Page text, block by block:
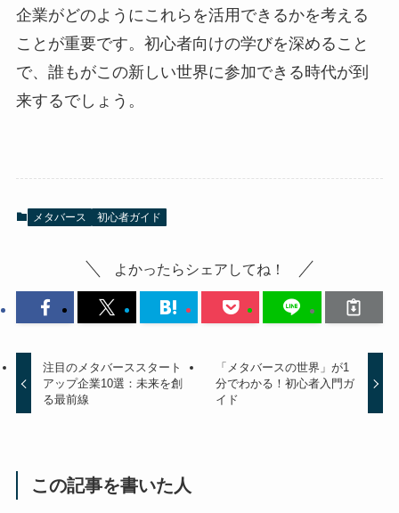
企業がどのようにこれらを活用できるかを考える
ことが重要です。初心者向けの学びを深めること
で、誰もがこの新しい世界に参加できる時代が到
来するでしょう。
メタバース 初心者ガイド
よかったらシェアしてね！
注目のメタバーススタート
アップ企業10選：未来を創
る最前線
「メタバースの世界」が1
分でわかる！初心者入門ガ
イド
この記事を書いた人